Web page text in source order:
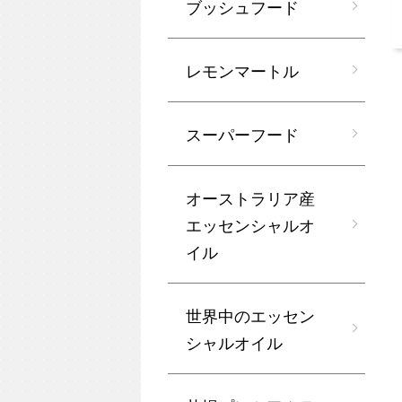
ブッシュフード
レモンマートル
スーパーフード
オーストラリア産
エッセンシャルオ
イル
世界中のエッセン
シャルオイル